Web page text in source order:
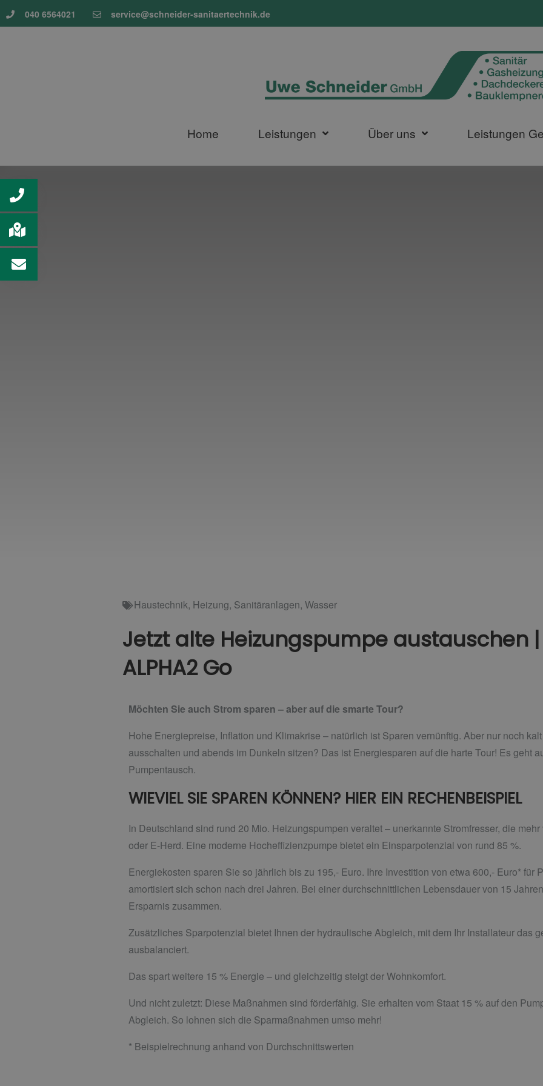
040 6564021 service@schneider-sanitaertechnik.de
Home Leistungen Über uns Leistungen
Haustechnik, Heizung, Sanitäranlagen, Wasser
Jetzt alte Heizungspumpe austauschen
ALPHA2 Go
Möchten Sie auch Strom sparen – aber auf die smarte Tour?
Hohe Energiepreise, Inflation und Klimakrise – natürlich ist Sparen vernünftig. Aber nur noch
ausschalten und abends im Dunkeln sitzen? Das ist Energiesparen auf die harte Tour! Es geht
Pumpentausch.
WIEVIEL SIE SPAREN KÖNNEN? HIER EIN RECHENBEISPIEL
In Deutschland sind rund 20 Mio. Heizungspumpen veraltet – unerkannte Stromfresser, die
oder E-Herd. Eine moderne Hocheffizienzpumpe bietet ein Einsparpotenzial von rund 85 %.
Energiekosten sparen Sie so jährlich bis zu 195,- Euro. Ihre Investition von etwa 600,- Euro* für
amortisiert sich schon nach drei Jahren. Bei einer durchschnittlichen Lebensdauer von 15
Ersparnis zusammen.
Zusätzliches Sparpotenzial bietet Ihnen der hydraulische Abgleich, mit dem Ihr Installateur das
ausbalanciert.
Das spart weitere 15 % Energie – und gleichzeitig steigt der Wohnkomfort.
Und nicht zuletzt: Diese Maßnahmen sind förderfähig. Sie erhalten vom Staat 15 % auf den
Abgleich. So lohnen sich die Sparmaßnahmen umso mehr!
* Beispielrechnung anhand von Durchschnittswerten